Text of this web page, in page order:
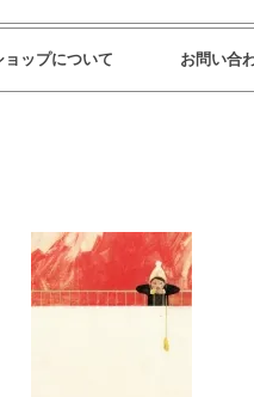
ョップについて お問い合